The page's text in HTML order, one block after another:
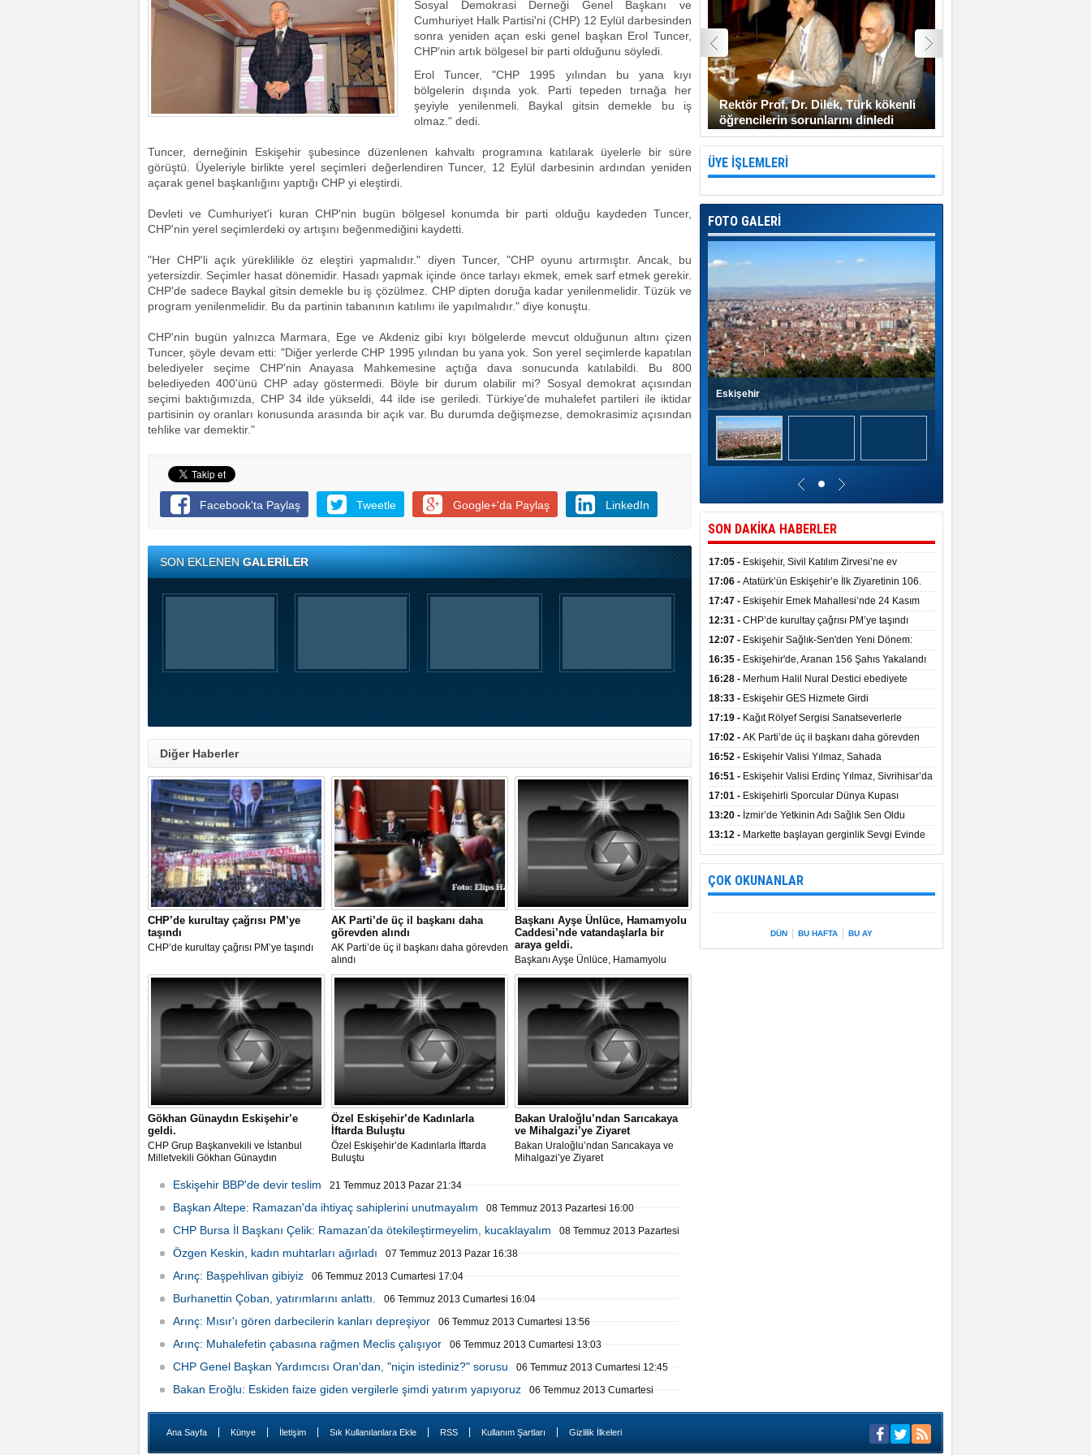
Sosyal Demokrasi Derneği Genel Başkanı ve
Cumhuriyet Halk Partisi'ni (CHP) 12 Eylül darbesinden
sonra yeniden açan eski genel başkan Erol Tuncer,
CHP'nin artık bölgesel bir parti olduğunu söyledi.
Erol Tuncer, "CHP 1995 yılından bu yana kıyı
bölgelerin dışında yok. Parti tepeden tırnağa her
şeyiyle yenilenmeli. Baykal gitsin demekle bu iş
olmaz." dedi.
Tuncer, derneğinin Eskişehir şubesince düzenlenen kahvaltı programına katılarak üyelerle bir süre
görüştü. Üyeleriyle birlikte yerel seçimleri değerlendiren Tuncer, 12 Eylül darbesinin ardından yeniden
açarak genel başkanlığını yaptığı CHP yi eleştirdi.
Devleti ve Cumhuriyet'i kuran CHP'nin bugün bölgesel konumda bir parti olduğu kaydeden Tuncer,
CHP'nin yerel seçimlerdeki oy artışını beğenmediğini kaydetti.
"Her CHP'li açık yüreklilikle öz eleştiri yapmalıdır." diyen Tuncer, "CHP oyunu artırmıştır. Ancak, bu
yetersizdir. Seçimler hasat dönemidir. Hasadı yapmak içinde önce tarlayı ekmek, emek sarf etmek gerekir.
CHP'de sadece Baykal gitsin demekle bu iş çözülmez. CHP dipten doruğa kadar yenilenmelidir. Tüzük ve
program yenilenmelidir. Bu da partinin tabanının katılımı ile yapılmalıdır." diye konuştu.
CHP'nin bugün yalnızca Marmara, Ege ve Akdeniz gibi kıyı bölgelerde mevcut olduğunun altını çizen
Tuncer, şöyle devam etti: "Diğer yerlerde CHP 1995 yılından bu yana yok. Son yerel seçimlerde kapatılan
belediyeler seçime CHP'nin Anayasa Mahkemesine açtığa dava sonucunda katılabildi. Bu 800
belediyeden 400'ünü CHP aday göstermedi. Böyle bir durum olabilir mi? Sosyal demokrat açısından
seçimi baktığımızda, CHP 34 ilde yükseldi, 44 ilde ise geriledi. Türkiye'de muhalefet partileri ile iktidar
partisinin oy oranları konusunda arasında bir açık var. Bu durumda değişmezse, demokrasimiz açısından
tehlike var demektir."
Facebook'ta Paylaş Tweetle Google+'da Paylaş LinkedIn
SON EKLENENGALERİLER
Diğer Haberler
CHP’de kurultay çağrısı PM’ye
taşındı
CHP’de kurultay çağrısı PM’ye taşındı
AK Parti’de üç il başkanı daha
görevden alındı
AK Parti’de üç il başkanı daha görevden
alındı
Başkanı Ayşe Ünlüce, Hamamyolu
Caddesi’nde vatandaşlarla bir
araya geldi.
Başkanı Ayşe Ünlüce, Hamamyolu
Caddesi’nde vatandaşlarla bir araya
geldi.
Gökhan Günaydın Eskişehir’e
geldi.
CHP Grup Başkanvekili ve İstanbul
Milletvekili Gökhan Günaydın
Özel Eskişehir’de Kadınlarla
İftarda Buluştu
Özel Eskişehir’de Kadınlarla İftarda
Buluştu
Bakan Uraloğlu’ndan Sarıcakaya
ve Mihalgazi’ye Ziyaret
Bakan Uraloğlu’ndan Sarıcakaya ve
Mihalgazi’ye Ziyaret
Eskişehir BBP'de devir teslim 21 Temmuz 2013 Pazar 21:34
Başkan Altepe: Ramazan'da ihtiyaç sahiplerini unutmayalım 08 Temmuz 2013 Pazartesi 16:00
CHP Bursa İl Başkanı Çelik: Ramazan'da ötekileştirmeyelim, kucaklayalım
08 Temmuz 2013 Pazartesi
15:24
Özgen Keskin, kadın muhtarları ağırladı 07 Temmuz 2013 Pazar 16:38
Arınç: Başpehlivan gibiyiz 06 Temmuz 2013 Cumartesi 17:04
Burhanettin Çoban, yatırımlarını anlattı. 06 Temmuz 2013 Cumartesi 16:04
Arınç: Mısır'ı gören darbecilerin kanları depreşiyor 06 Temmuz 2013 Cumartesi 13:56
Arınç: Muhalefetin çabasına rağmen Meclis çalışıyor 06 Temmuz 2013 Cumartesi 13:03
CHP Genel Başkan Yardımcısı Oran'dan, "niçin istediniz?" sorusu 06 Temmuz 2013 Cumartesi 12:45
Bakan Eroğlu: Eskiden faize giden vergilerle şimdi yatırım yapıyoruz
06 Temmuz 2013 Cumartesi
Rektör Prof. Dr. Dilek, Türk kökenli
öğrencilerin sorunlarını dinledi
ÜYE İŞLEMLERİ
FOTO GALERİ
Eskişehir
SON DAKİKA HABERLER
17:05 - Eskişehir, Sivil Katılım Zirvesi’ne ev
sahipliği yaptı.
17:06 - Atatürk’ün Eskişehir’e İlk Ziyaretinin 106.
Yılı Törenle Kutlandı
17:47 - Eskişehir Emek Mahallesi’nde 24 Kasım
İlkokulu törenle hizmete girdi
12:31 - CHP’de kurultay çağrısı PM’ye taşındı
12:07 - Eskişehir Sağlık-Sen'den Yeni Dönem:
Mazbata Teslim Alındı
16:35 - Eskişehir'de, Aranan 156 Şahıs Yakalandı
16:28 - Merhum Halil Nural Destici ebediyete
uğurlandı
18:33 - Eskişehir GES Hizmete Girdi
17:19 - Kağıt Rölyef Sergisi Sanatseverlerle
Buluştu
17:02 - AK Parti’de üç il başkanı daha görevden
alındı
16:52 - Eskişehir Valisi Yılmaz, Sahada
İncelemelerde Bulundu
16:51 - Eskişehir Valisi Erdinç Yılmaz, Sivrihisar’da
17:01 - Eskişehirli Sporcular Dünya Kupası
Başarılarını Vali Yılmaz’la Paylaştı
13:20 - İzmir’de Yetkinin Adı Sağlık Sen Oldu
13:12 - Markette başlayan gerginlik Sevgi Evinde
yara sardı.
ÇOK OKUNANLAR
DÜN BU HAFTA BU AY
Ana Sayfa Künye İletişim Sık Kullanılanlara Ekle RSS Kullanım Şartları Gizlilik İlkeleri